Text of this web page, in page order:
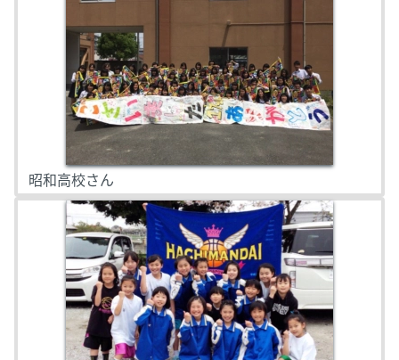
昭和高校さん